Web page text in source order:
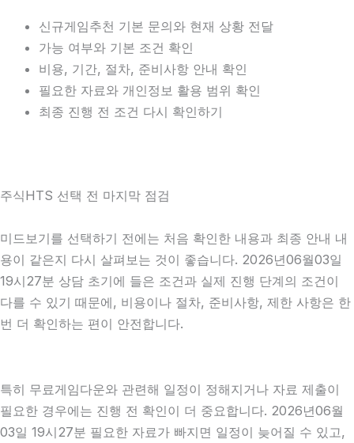
신규게임추천 기본 문의와 현재 상황 전달
가능 여부와 기본 조건 확인
비용, 기간, 절차, 준비사항 안내 확인
필요한 자료와 개인정보 활용 범위 확인
최종 진행 전 조건 다시 확인하기
주식HTS 선택 전 마지막 점검
미드보기를 선택하기 전에는 처음 확인한 내용과 최종 안내 내
용이 같은지 다시 살펴보는 것이 좋습니다. 2026년06월03일
19시27분 상담 초기에 들은 조건과 실제 진행 단계의 조건이
다를 수 있기 때문에, 비용이나 절차, 준비사항, 제한 사항은 한
번 더 확인하는 편이 안전합니다.
특히 무료게임다운와 관련해 일정이 정해지거나 자료 제출이
필요한 경우에는 진행 전 확인이 더 중요합니다. 2026년06월
03일 19시27분 필요한 자료가 빠지면 일정이 늦어질 수 있고,